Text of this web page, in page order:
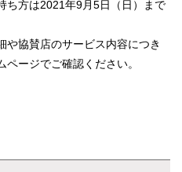
ち方は2021年9月5日（日）まで
や協賛店のサービス内容につき
ージでご確認ください。